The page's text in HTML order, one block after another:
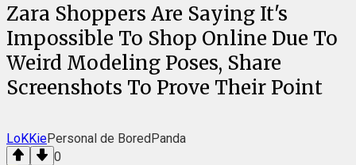
Zara Shoppers Are Saying It's
Impossible To Shop Online Due To
Weird Modeling Poses, Share
Screenshots To Prove Their Point
LoKKiePersonal de BoredPanda
0